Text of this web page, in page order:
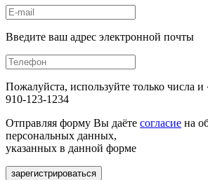
Введите ваш адрес электронной почты
Пожалуйста, используйте только числа
910-123-1234
Отправляя форму Вы даёте согласие на
персональных данных,
указанных в данной форме
зарегистрироваться